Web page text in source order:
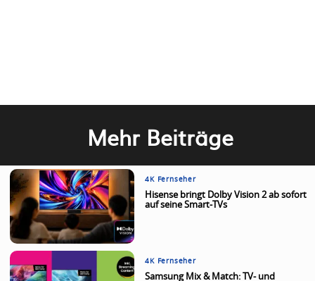
Mehr Beiträge
4K Fernseher
Hisense bringt Dolby Vision 2 ab sofort
auf seine Smart-TVs
4K Fernseher
Samsung Mix & Match: TV- und